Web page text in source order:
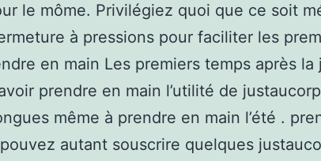
le môme. Privilégiez quoi que ce soit
à pressions pour faciliter les
en main Les premiers temps après la
prendre en main l’utilité de
même à prendre en main l’été .
autant souscrire quelques